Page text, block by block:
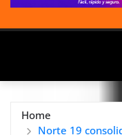
Home
Norte 19